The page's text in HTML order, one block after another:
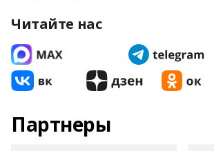
Читайте нас
Партнеры